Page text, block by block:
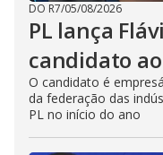
DO R7/05/08/2026
PL lança
candidato
O candidato é
da federação das
PL no início do ano